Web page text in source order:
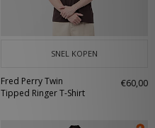
SNEL KOPEN
Fred Perry Twin
Tipped Ringer T-Shirt
€60,00